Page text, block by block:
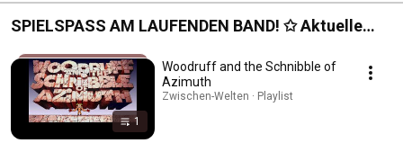
SPIELSPASS AM LAUFENDEN BAND! ✩ Aktuelle
1
Woodruff and the Schnibble of
Azimuth
Zwischen-Welten · Playlist